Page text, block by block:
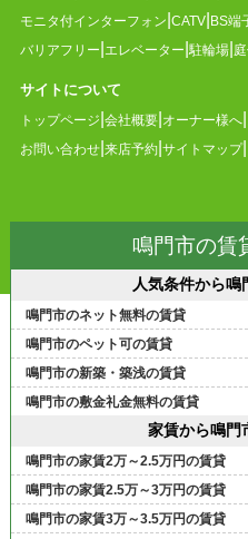
モニタ付インターフォン CATV BS端
バリアフリー エレベーター 駐輪場
サイトについて
トップページ 会社概要 オーナー様へ
お問い合わせ 来店予約 サイトマップ
鳴門市の賃
人気条件から
鳴門市のネット無料の賃貸
鳴門市のペット可の賃貸
鳴門市の新築・築浅の賃貸
鳴門市の敷金礼金無料の賃貸
家賃から鳴門
鳴門市の家賃2万～2.5万円の賃貸
鳴門市の家賃2.5万～3万円の賃貸
鳴門市の家賃3万～3.5万円の賃貸